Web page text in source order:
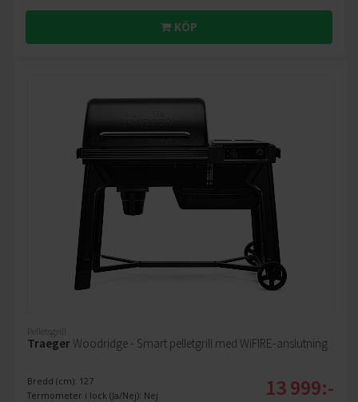
KÖP
Pelletsgrill
TraegerWoodridge - Smart pelletgrill med WiFIRE-anslutning
Bredd (cm): 127
Termometer i lock (Ja/Nej): Nej
13 999:-